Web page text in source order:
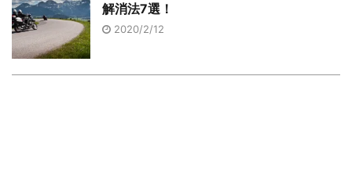
解消法7選！
2020/2/12